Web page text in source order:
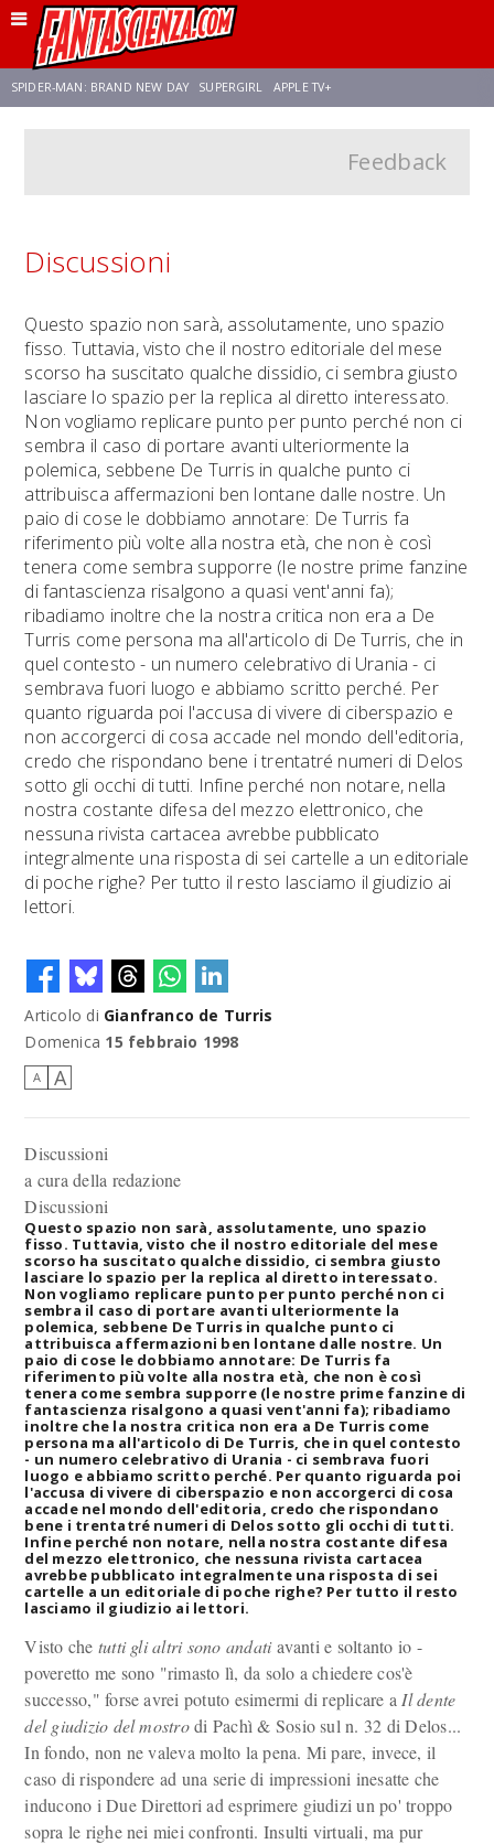
SPIDER-MAN: BRAND NEW DAY SUPERGIRL APPLE TV+
AVENGERS: DOOMSDAY
Feedback
Discussioni
Questo spazio non sarà, assolutamente, uno spazio
fisso. Tuttavia, visto che il nostro editoriale del mese
scorso ha suscitato qualche dissidio, ci sembra giusto
lasciare lo spazio per la replica al diretto interessato.
Non vogliamo replicare punto per punto perché non ci
sembra il caso di portare avanti ulteriormente la
polemica, sebbene De Turris in qualche punto ci
attribuisca affermazioni ben lontane dalle nostre. Un
paio di cose le dobbiamo annotare: De Turris fa
riferimento più volte alla nostra età, che non è così
tenera come sembra supporre (le nostre prime fanzine
di fantascienza risalgono a quasi vent'anni fa);
ribadiamo inoltre che la nostra critica non era a De
Turris come persona ma all'articolo di De Turris, che in
quel contesto - un numero celebrativo di Urania - ci
sembrava fuori luogo e abbiamo scritto perché. Per
quanto riguarda poi l'accusa di vivere di ciberspazio e
non accorgerci di cosa accade nel mondo dell'editoria,
credo che rispondano bene i trentatré numeri di Delos
sotto gli occhi di tutti. Infine perché non notare, nella
nostra costante difesa del mezzo elettronico, che
nessuna rivista cartacea avrebbe pubblicato
integralmente una risposta di sei cartelle a un editoriale
di poche righe? Per tutto il resto lasciamo il giudizio ai
lettori.
Articolo di Gianfranco de Turris
Domenica 15 febbraio 1998
A A
Discussioni
a cura della redazione
Discussioni
Questo spazio non sarà, assolutamente, uno spazio
fisso. Tuttavia, visto che il nostro editoriale del mese
scorso ha suscitato qualche dissidio, ci sembra giusto
lasciare lo spazio per la replica al diretto interessato.
Non vogliamo replicare punto per punto perché non ci
sembra il caso di portare avanti ulteriormente la
polemica, sebbene De Turris in qualche punto ci
attribuisca affermazioni ben lontane dalle nostre. Un
paio di cose le dobbiamo annotare: De Turris fa
riferimento più volte alla nostra età, che non è così
tenera come sembra supporre (le nostre prime fanzine di
fantascienza risalgono a quasi vent'anni fa); ribadiamo
inoltre che la nostra critica non era a De Turris come
persona ma all'articolo di De Turris, che in quel contesto
- un numero celebrativo di Urania - ci sembrava fuori
luogo e abbiamo scritto perché. Per quanto riguarda poi
l'accusa di vivere di ciberspazio e non accorgerci di cosa
accade nel mondo dell'editoria, credo che rispondano
bene i trentatré numeri di Delos sotto gli occhi di tutti.
Infine perché non notare, nella nostra costante difesa
del mezzo elettronico, che nessuna rivista cartacea
avrebbe pubblicato integralmente una risposta di sei
cartelle a un editoriale di poche righe? Per tutto il resto
lasciamo il giudizio ai lettori.
Visto che tutti gli altri sono andatiavanti e soltanto io -
poveretto me sono "rimasto lì, da solo a chiedere cos'è
successo," forse avrei potuto esimermi di replicare a Il dente
del giudizio del mostrodi Pachì & Sosio sul n. 32 di Delos...
In fondo, non ne valeva molto la pena. Mi pare, invece, il
caso di rispondere ad una serie di impressioni inesatte che
inducono i Due Direttori ad esprimere giudizi un po' troppo
sopra le righe nei miei confronti. Insulti virtuali, ma pur